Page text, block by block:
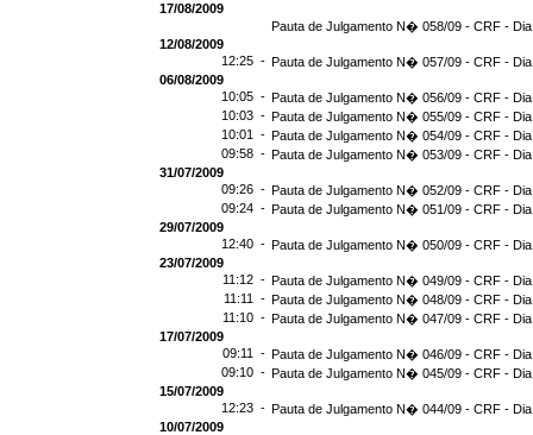
17/08/2009
Pauta de Julgamento N� 058/09 - CRF -
12/08/2009
12:25 - Pauta de Julgamento N� 057/09 - CRF -
06/08/2009
10:05 - Pauta de Julgamento N� 056/09 - CRF -
10:03 - Pauta de Julgamento N� 055/09 - CRF -
10:01 - Pauta de Julgamento N� 054/09 - CRF -
09:58 - Pauta de Julgamento N� 053/09 - CRF - Dia
31/07/2009
09:26 - Pauta de Julgamento N� 052/09 - CRF -
09:24 - Pauta de Julgamento N� 051/09 - CRF -
29/07/2009
12:40 - Pauta de Julgamento N� 050/09 - CRF -
23/07/2009
11:12 - Pauta de Julgamento N� 049/09 - CRF -
11:11 - Pauta de Julgamento N� 048/09 - CRF -
11:10 - Pauta de Julgamento N� 047/09 - CRF -
17/07/2009
09:11 - Pauta de Julgamento N� 046/09 - CRF -
09:10 - Pauta de Julgamento N� 045/09 - CRF -
15/07/2009
12:23 - Pauta de Julgamento N� 044/09 - CRF -
10/07/2009